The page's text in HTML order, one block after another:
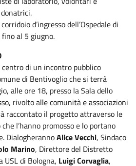
d’ingresso dell’Ospedale di
al 5 giugno.
di un incontro pubblico
di Bentivoglio che si terrà
alle ore 18, presso la Sala dello
rivolto alle comunità e associazioni
raccontato il progetto attraverso le
l’hanno promosso e lo portano
DialogherannoAlice Vecchi, Sindaco
Marino, Direttore del Distretto
USL di Bologna, Luigi Corvaglia,